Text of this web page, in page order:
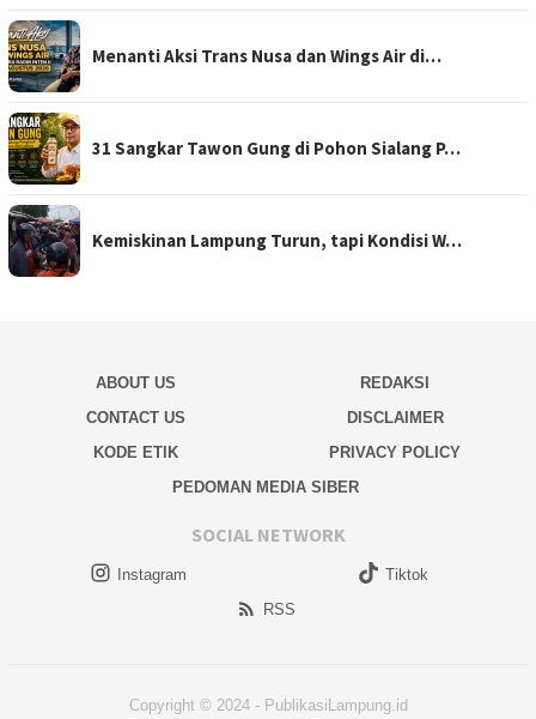
Menanti Aksi Trans Nusa dan Wings Air di…
31 Sangkar Tawon Gung di Pohon Sialang P…
Kemiskinan Lampung Turun, tapi Kondisi W…
ABOUT US
REDAKSI
CONTACT US
DISCLAIMER
KODE ETIK
PRIVACY POLICY
PEDOMAN MEDIA SIBER
SOCIAL NETWORK
Instagram
Tiktok
RSS
Copyright © 2024 - PublikasiLampung.id